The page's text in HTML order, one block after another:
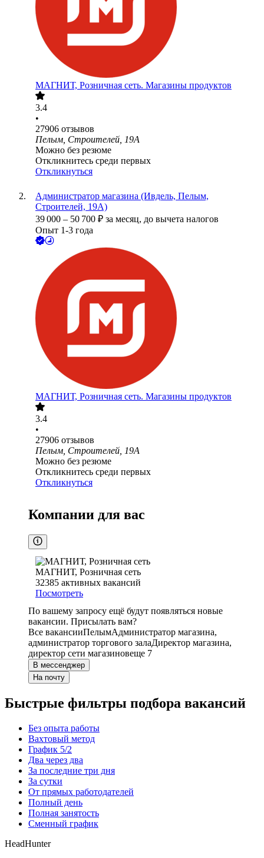
МАГНИТ, Розничная сеть. Магазины продуктов
3.4
•
27906 отзывов
Пелым, Строителей, 19А
Можно без резюме
Откликнитесь среди первых
Откликнуться
Администратор магазина (Ивдель, Пелым,
Строителей, 19А)
39 000 – 50 700 ₽ за месяц, до вычета налогов
Опыт 1-3 года
МАГНИТ, Розничная сеть. Магазины продуктов
3.4
•
27906 отзывов
Пелым, Строителей, 19А
Можно без резюме
Откликнитесь среди первых
Откликнуться
Компании для вас
МАГНИТ, Розничная сеть
32385 активных вакансий
Посмотреть
По вашему запросу ещё будут появляться новые
вакансии. Присылать вам?
Все вакансииПелымАдминистратор магазина,
администратор торгового залаДиректор магазина,
директор сети магазиновеще 7
В мессенджер
На почту
Быстрые фильтры подбора вакансий
Без опыта работы
Вахтовый метод
График 5/2
Два через два
За последние три дня
За сутки
От прямых работодателей
Полный день
Полная занятость
Сменный график
HeadHunter